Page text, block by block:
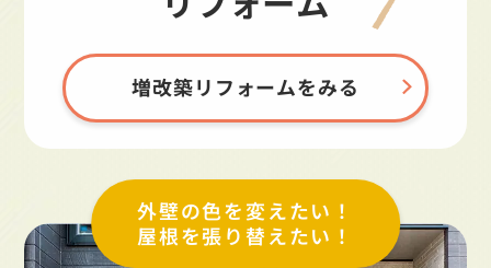
増改築リフォームをみる
外壁の色を変えたい！
屋根を張り替えたい！